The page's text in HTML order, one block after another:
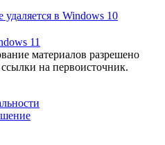
в Windows 10
11
материалов разрешено
на первоисточник.